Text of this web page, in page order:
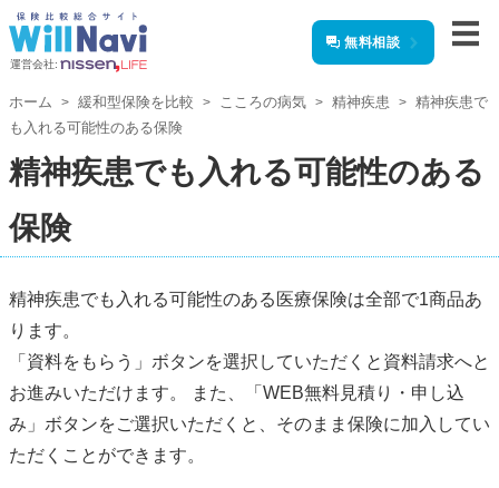
運営会社:
無料相談
ホーム 緩和型保険を比較 こころの病気 精神疾患
精神疾患で
も入れる可能性のある保険
精神疾患でも入れる可能性のある
保険
精神疾患でも入れる可能性のある医療保険は全部で1商品あ
ります。
「資料をもらう」ボタンを選択していただくと資料請求へと
お進みいただけます。 また、「WEB無料見積り・申し込
み」ボタンをご選択いただくと、そのまま保険に加入してい
ただくことができます。